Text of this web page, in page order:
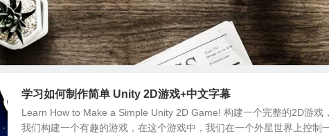
学习如何制作简单 Unity 2D游戏+中文字幕
Learn How to Make a Simple Unity 2D Game! 构建一个完整的2D游戏
我们构建一个有趣的游戏，在这个游戏中，我们在一个外星世界上控制